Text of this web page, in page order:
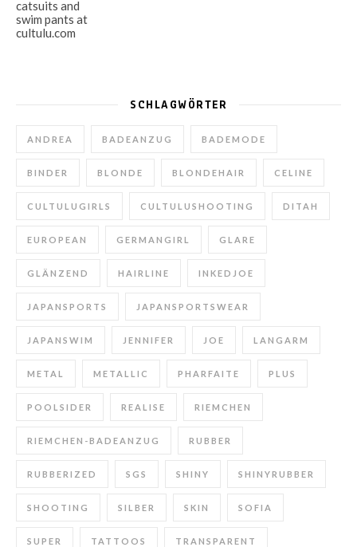
SCHLAGWÖRTER
ANDREA BADEANZUG BADEMODE
BINDER BLONDE BLONDEHAIR CELINE
CULTULUGIRLS CULTULUSHOOTING DITAH
EUROPEAN GERMANGIRL GLARE
GLÄNZEND HAIRLINE INKEDJOE
JAPANSPORTS JAPANSPORTSWEAR
JAPANSWIM JENNIFER JOE LANGARM
METAL METALLIC PHARFAITE PLUS
POOLSIDER REALISE RIEMCHEN
RIEMCHEN-BADEANZUG RUBBER
RUBBERIZED SGS SHINY SHINYRUBBER
SHOOTING SILBER SKIN SOFIA
SUPER TATTOOS TRANSPARENT